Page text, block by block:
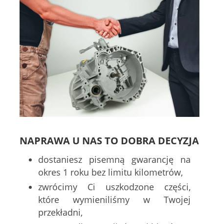
NAPRAWA U NAS TO DOBRA DECYZJA
dostaniesz pisemną gwarancję na
okres 1 roku bez limitu kilometrów,
zwrócimy Ci uszkodzone części,
które wymieniliśmy w Twojej
przekładni,